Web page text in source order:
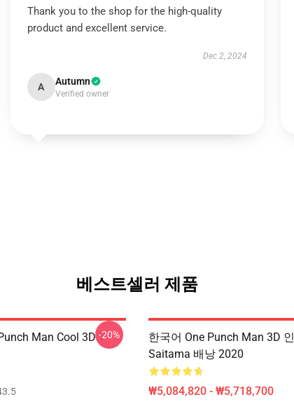
Thank you to the shop for the high-quality
product and excellent service.
Dec 2, 2024
A Autumn
Verified owner
베스트셀러 제품
Man Cool 3D T--20%
한국어 One Punch Man 3D
Saitama 배낭 2020
₩5,084,820 - ₩5,718,700